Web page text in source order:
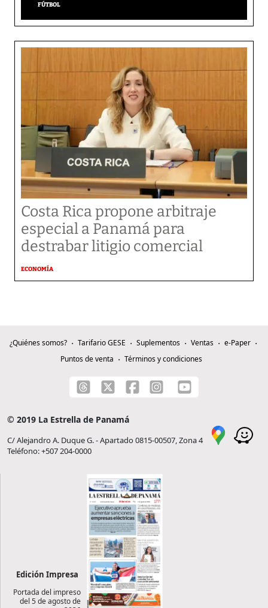
FÚTBOL
Costa Rica propone arbitraje
especial a Panamá para
destrabar litigio comercial
ECONOMÍA
¿Quiénes somos? Tarifario GESE Suplementos Ventas
e-Paper
Puntos de venta
Términos y condiciones
© 2019 La Estrella de Panamá
C/ Alejandro A. Duque G. - Apartado 0815-00507, Zona 4
Teléfono: +507 204-0000
Edición Impresa
Portada del impreso
del 5 de agosto de